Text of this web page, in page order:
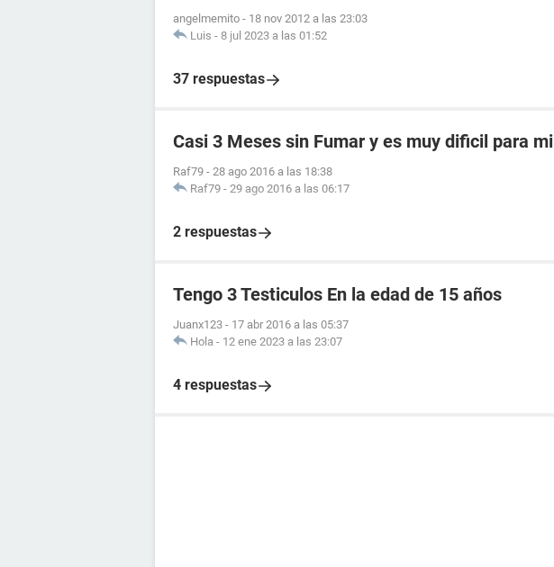
angelmemito - 18 nov 2012 a las 23:03
Luis - 8 jul 2023 a las 01:52
37 respuestas
Casi 3 Meses sin Fumar y es muy dificil para mi
Raf79 - 28 ago 2016 a las 18:38
Raf79 - 29 ago 2016 a las 06:17
2 respuestas
Tengo 3 Testiculos En la edad de 15 años
Juanx123 - 17 abr 2016 a las 05:37
Hola - 12 ene 2023 a las 23:07
4 respuestas